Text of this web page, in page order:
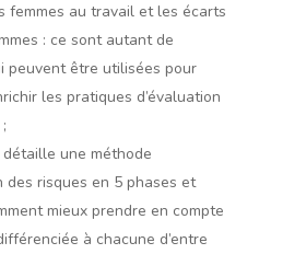
femmes au travail et les écarts
: ce sont autant de
peuvent être utilisées pour
les pratiques d’évaluation
une méthode
des risques en 5 phases et
mieux prendre en compte
à chacune d’entre